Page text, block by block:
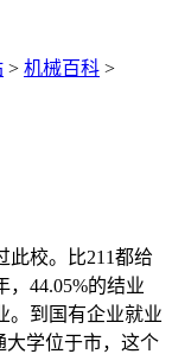
> 机械百科 >
校。比211都给
，44.05%的结业
。到国有企业就业
大学位于市，这个